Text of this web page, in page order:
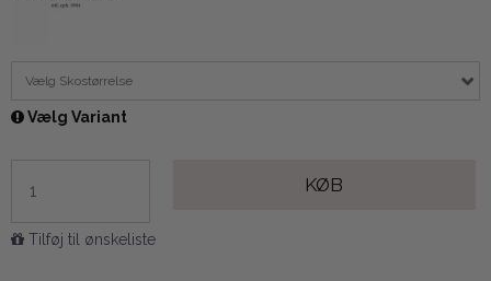
Vælg Skostørrelse
Vælg Variant
KØB
Tilføj til ønskeliste